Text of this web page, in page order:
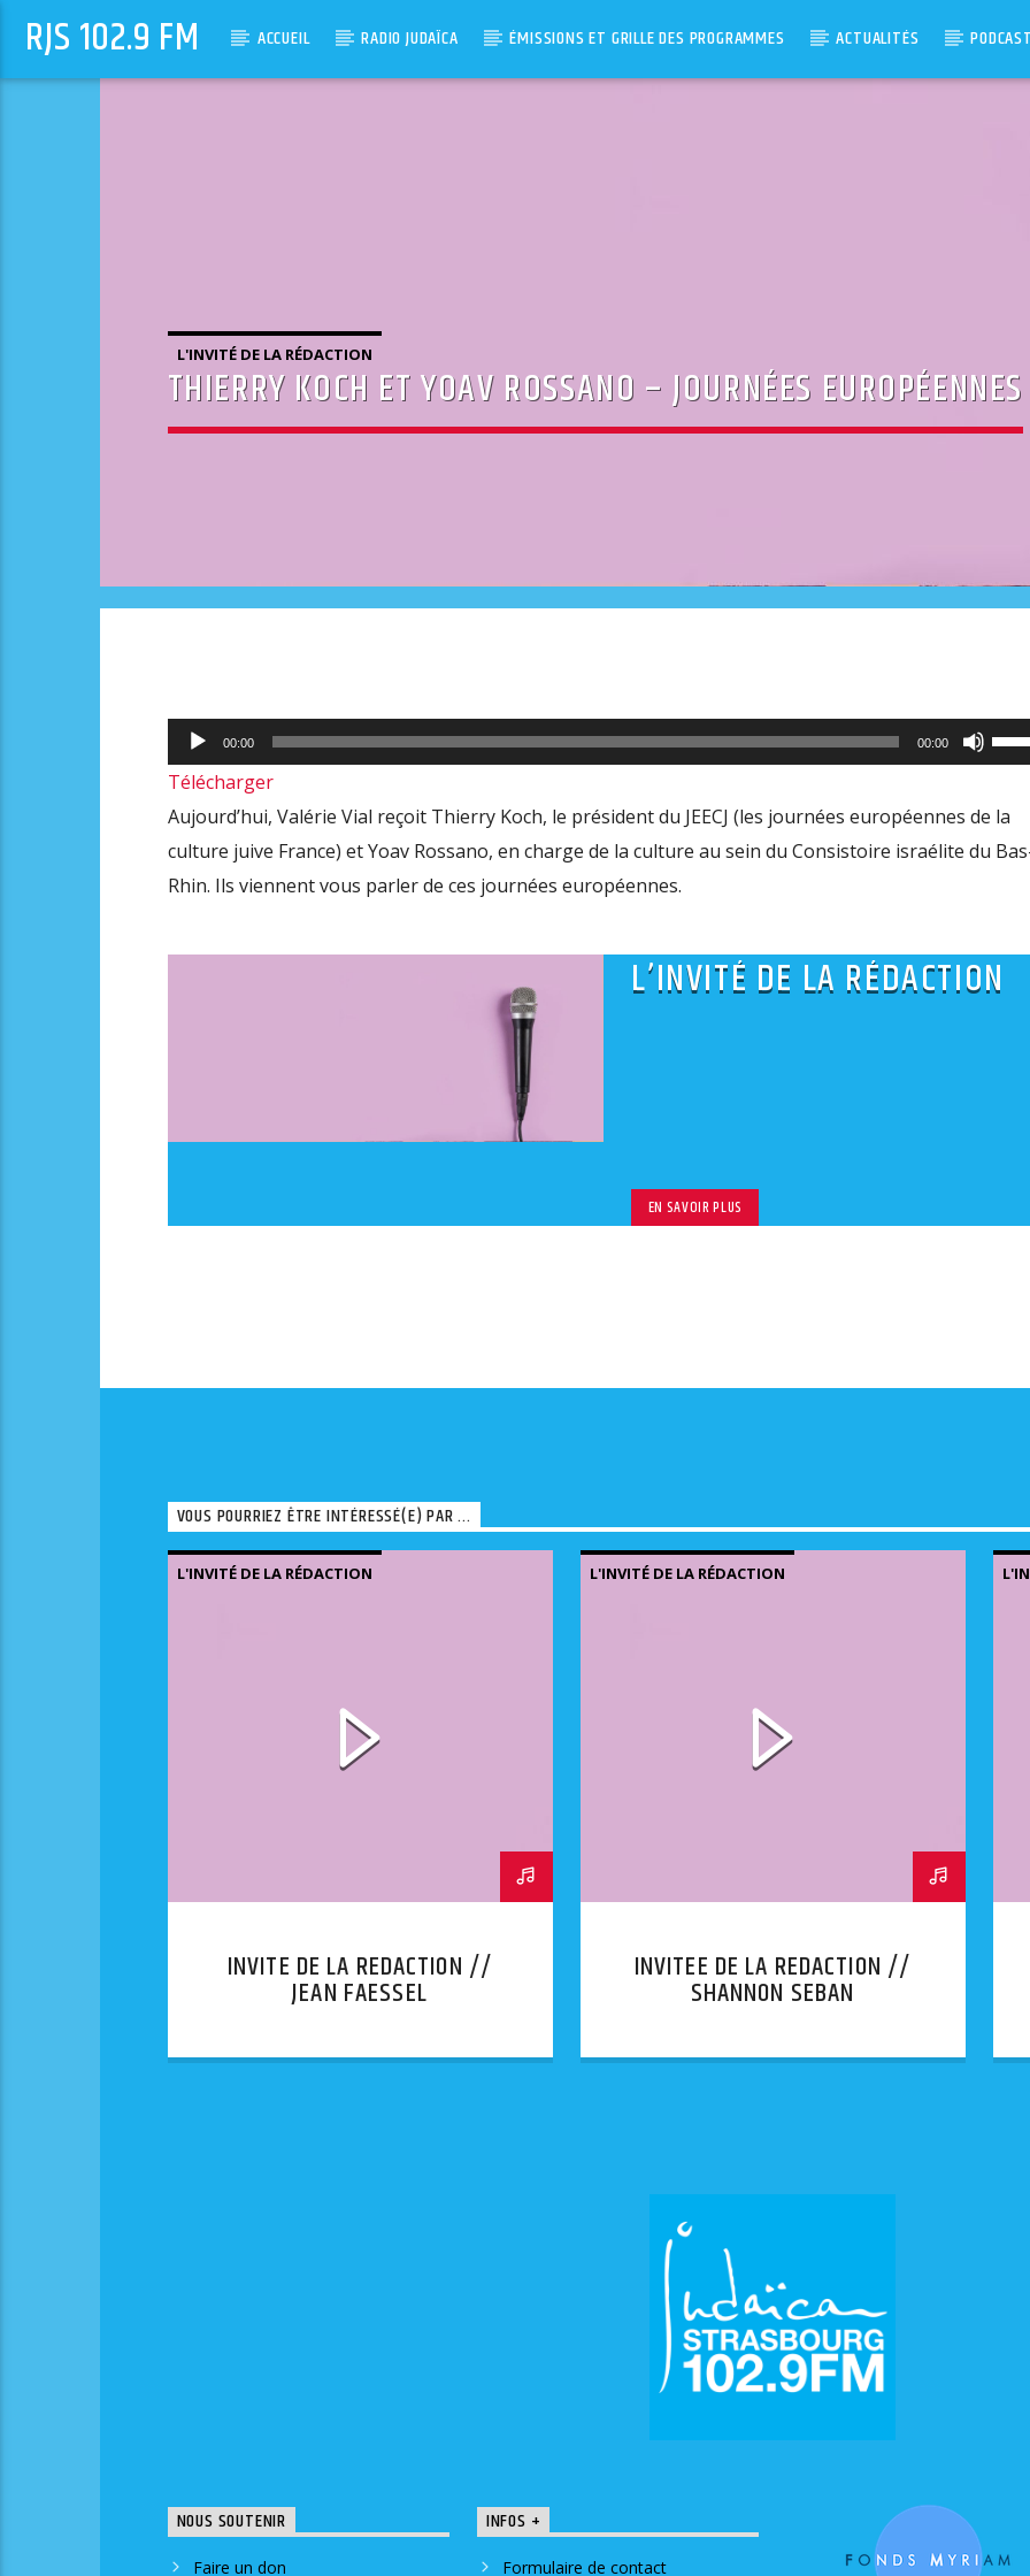
RJS 102.9 FM ACCUEIL RADIO JUDAÏCA ÉMISSIONS ET GRILLE DES PROGRAMMES ACTUALITÉS
L'INVITÉ DE LA RÉDACTION
THIERRY KOCH ET YOAV ROSSANO – JOURNÉES EUROPÉENNES
Lecteur
audio
00:00 00:00
les
Télécharger
Aujourd’hui, Valérie Vial reçoit Thierry Koch, le président du JEECJ (les journées européennes de la
culture juive France) et Yoav Rossano, en charge de la culture au sein du Consistoire israélite du
Rhin. Ils viennent vous parler de ces journées européennes.
L’INVITÉ DE LA RÉDACTION
EN SAVOIR PLUS
VOUS POURRIEZ ÊTRE INTÉRESSÉ(E) PAR ...
L'INVITÉ DE LA RÉDACTION
INVITE DE LA REDACTION //
JEAN FAESSEL
L'INVITÉ DE LA RÉDACTION
INVITEE DE LA REDACTION //
SHANNON SEBAN
NOUS SOUTENIR
Faire un don
INFOS +
Formulaire de contact